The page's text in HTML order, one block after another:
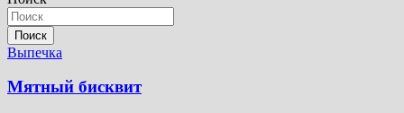
Поиск
Выпечка
Мятный бисквит